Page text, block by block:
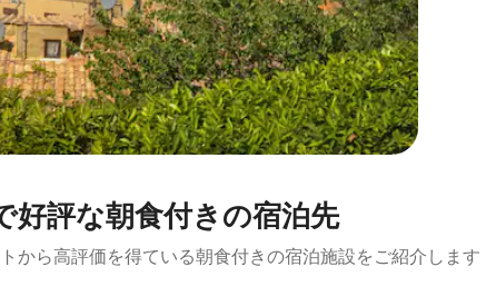
好評な朝食付きの宿泊先
から高評価を得ている朝食付きの宿泊施設をご紹介します